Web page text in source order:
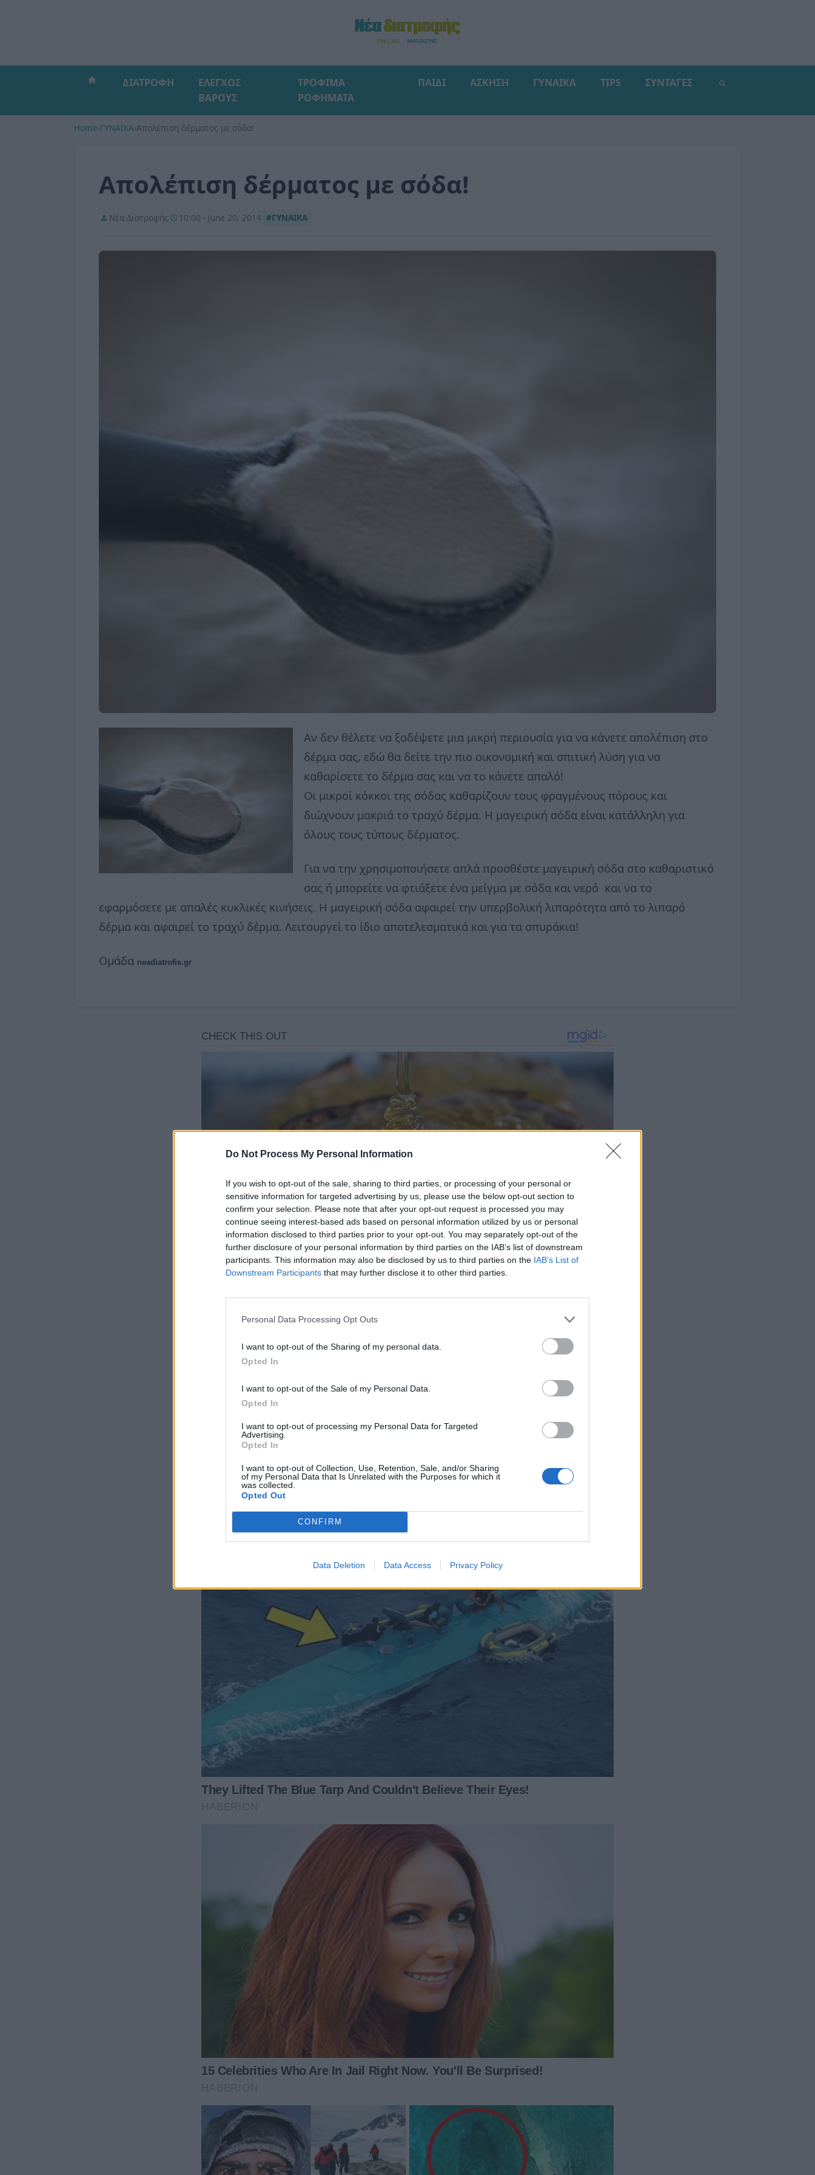
Do Not Process My Personal Information
If you wish to opt-out of the sale, sharing to third parties, or processing of your personal or
sensitive information for targeted advertising by us, please use the below opt-out section to
confirm your selection. Please note that after your opt-out request is processed you may
continue seeing interest-based ads based on personal information utilized by us or personal
information disclosed to third parties prior to your opt-out. You may separately opt-out of the
further disclosure of your personal information by third parties on the IAB’s list of downstream
participants. This information may also be disclosed by us to third parties on the IAB’s List of
Downstream Participants that may further disclose it to other third parties.
Personal Data Processing Opt Outs
I want to opt-out of the Sharing of my personal data.
Opted In
I want to opt-out of the Sale of my Personal Data.
Opted In
I want to opt-out of processing my Personal Data for Targeted
Advertising.
Opted In
I want to opt-out of Collection, Use, Retention, Sale, and/or Sharing
of my Personal Data that Is Unrelated with the Purposes for which it
was collected.
Opted Out
CONFIRM
Data Deletion Data Access Privacy Policy
ΔΙΑΤΡΟΦΗ
ΕΛΕΓΧΟΣ
ΒΑΡΟΥΣ
ΤΡΟΦΙΜΑ
ΡΟΦΗΜΑΤΑ
ΠΑΙΔΙ ΑΣΚΗΣΗ ΓΥΝΑΙΚΑ TIPS ΣΥΝΤΑΓΕΣ
Home›ΓΥΝΑΙΚΑ›Απολέπιση δέρματος με σόδα!
Απολέπιση δέρματος με σόδα!
Νέα Διατροφής 10:00 - June 20, 2014 #ΓΥΝΑΙΚΑ
Αν δεν θέλετε να ξοδέψετε μια μικρή περιουσία για να κάνετε απολέπιση στο
δέρμα σας, εδώ θα δείτε την πιο οικονομική και σπιτική λύση για να
καθαρίσετε το δέρμα σας και να το κάνετε απαλό!
Οι μικροί κόκκοι της σόδας καθαρίζουν τους φραγμένους πόρους και
διώχνουν μακριά το τραχύ δέρμα. Η μαγειρική σόδα είναι κατάλληλη για
όλους τους τύπους δέρματος.
Για να την χρησιμοποιήσετε απλά προσθέστε μαγειρική σόδα στο καθαριστικό
σας ή μπορείτε να φτιάξετε ένα μείγμα με σόδα και νερό και να το
εφαρμόσετε με απαλές κυκλικές κινήσεις. Η μαγειρική σόδα αφαιρεί την υπερβολική λιπαρότητα από το λιπαρό
δέρμα και αφαιρεί το τραχύ δέρμα. Λειτουργεί το ίδιο αποτελεσματικά και για τα σπυράκια!
Ομάδα neadiatrofis.gr